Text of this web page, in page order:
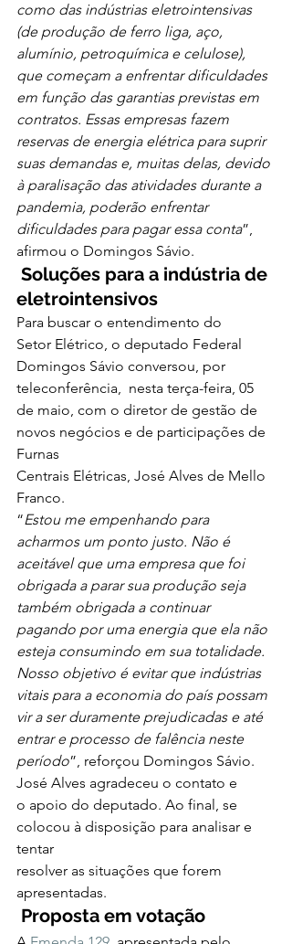
como das indústrias eletrointensivas
(de produção de ferro liga, aço,
alumínio, petroquímica e celulose),
que começam a enfrentar dificuldades
em função das garantias previstas em
contratos. Essas empresas fazem
reservas de energia elétrica para suprir
suas demandas e, muitas delas, devido
à paralisação das atividades durante a
pandemia, poderão enfrentar
dificuldades para pagar essa conta”,
afirmou o Domingos Sávio.
Soluções para a indústria de
eletrointensivos
Para buscar o entendimento do
Setor Elétrico, o deputado Federal
Domingos Sávio conversou, por
teleconferência,  nesta terça-feira, 05
de maio, com o diretor de gestão de
novos negócios e de participações de
Furnas
Centrais Elétricas, José Alves de Mello
Franco.
“Estou me empenhando para
acharmos um ponto justo. Não é
aceitável que uma empresa que foi
obrigada a parar sua produção seja
também obrigada a continuar
pagando por uma energia que ela não
esteja consumindo em sua totalidade.
Nosso objetivo é evitar que indústrias
vitais para a economia do país possam
vir a ser duramente prejudicadas e até
entrar e processo de falência neste
período”, reforçou Domingos Sávio.
José Alves agradeceu o contato e
o apoio do deputado. Ao final, se
colocou à disposição para analisar e
tentar
resolver as situações que forem
apresentadas.
Proposta em votação